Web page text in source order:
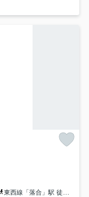
東西線「落合」駅 徒歩11分